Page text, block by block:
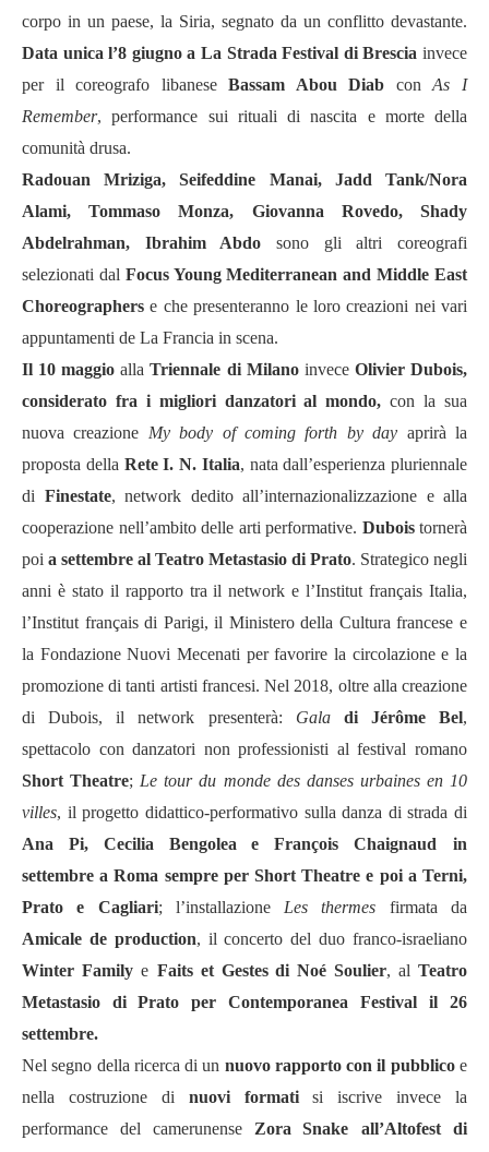
corpo in un paese, la Siria, segnato da un conflitto devastante.
Data unica l’8 giugno a La Strada Festival di Brescia invece
per il coreografo libaneseBassam Abou Diab conAs I
Remember, performance sui rituali di nascita e morte della
comunità drusa.
Radouan Mriziga, Seifeddine Manai, Jadd Tank/Nora
Alami, Tommaso Monza, Giovanna Rovedo, Shady
Abdelrahman, Ibrahim Abdo sono gli altri coreografi
selezionati dal Focus Young Mediterranean and Middle East
Choreographers e che presenteranno le loro creazioni nei vari
appuntamenti de La Francia in scena.
Il 10 maggio allaTriennale di Milanoinvece Olivier Dubois,
considerato fra i migliori danzatori al mondo, con la sua
nuova creazione My body of coming forth by day aprirà la
proposta della Rete I. N. Italia, nata dall’esperienza pluriennale
di Finestate, network dedito all’internazionalizzazione e alla
cooperazione nell’ambito delle arti performative. Duboistornerà
poi a settembre al Teatro Metastasio di Prato. Strategico negli
anni è stato il rapporto tra il network e l’Institut français Italia,
l’Institut français di Parigi, il Ministero della Cultura francese e
la Fondazione Nuovi Mecenati per favorire la circolazione e la
promozione di tanti artisti francesi. Nel 2018, oltre alla creazione
di Dubois, il network presenterà: Galadi Jérôme Bel,
spettacolo con danzatori non professionisti al festival romano
Short Theatre; Le tour du monde des danses urbaines en 10
villes, il progetto didattico-performativo sulla danza di strada di
Ana Pi, Cecilia Bengolea e François Chaignaud
in
settembre a Roma sempre per Short Theatre e poi a Terni,
Prato e Cagliari; l’installazione Les thermes firmata da
Amicale de production, il concerto del duo franco-israeliano
Winter Familye Faits et Gestes di Noé Soulier, alTeatro
Metastasio di Prato per Contemporanea Festival
il 26
settembre.
Nel segno della ricerca di un nuovo rapporto con il pubblicoe
nella costruzione di nuovi formatisi iscrive invece la
performance del camerunense Zora Snake
all’Altofest di